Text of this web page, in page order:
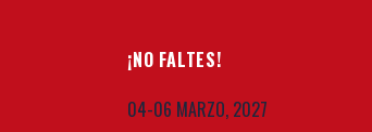
¡NO FALTES!
04-06 MARZO, 2027